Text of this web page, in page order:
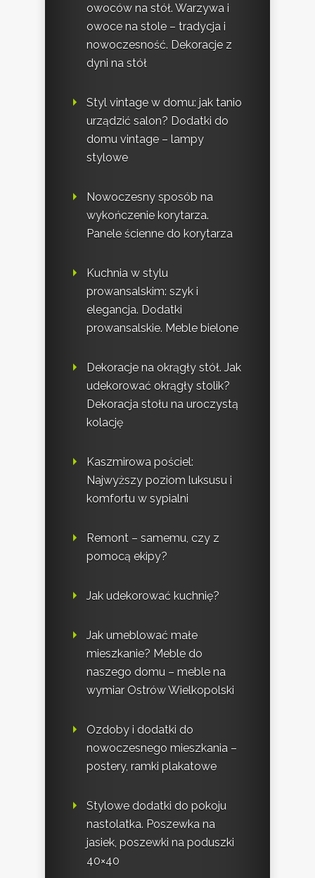
owoców na stół. Warzywa i
owoce na stole – tradycja i
nowoczesność. Dekoracje z
dyni na stół
Styl vintage w domu: jak tanio
urządzić salon? Dodatki do
domu vintage – lampy
stylowe
Nowoczesny sposób na
wykończenie korytarza.
Panele ścienne do korytarza
Kuchnia w stylu
prowansalskim: szyk i
elegancja. Dodatki
prowansalskie. Meble bielone
Dekoracje na okrągły stół. Jak
udekorować okrągły stolik?
Dekoracja stołu na uroczystą
kolację
Kaszmirowa pościel:
Najwyższy poziom luksusu i
komfortu w sypialni
Remont – samemu, czy z
pomocą ekipy?
Jak udekorować kuchnię?
Jak umeblować małe
mieszkanie? Meble do
naszego domu – meble na
wymiar Ostrów Wielkopolski
Ozdoby i dodatki do
nowoczesnego mieszkania –
postery, ramki plakatowe
Stylowe dodatki do pokoju
nastolatka. Poszewka na
jasiek, poszewki na poduszki
40×40